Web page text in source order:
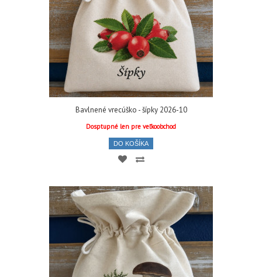
Bavlnené vrecúško - šípky 2026-10
Dosptupné len pre veľkoobchod
DO KOŠÍKA